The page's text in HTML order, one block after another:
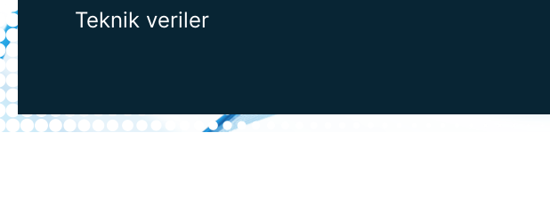
Teknik veriler